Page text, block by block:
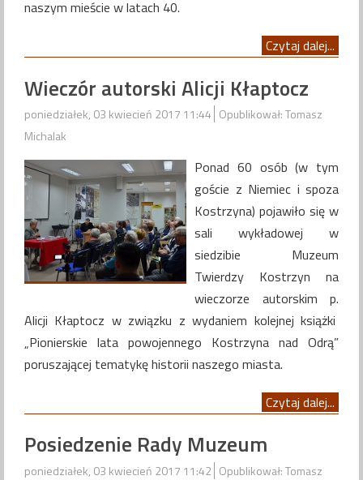
naszym mieście w latach 40.
Czytaj dalej...
Wieczór autorski Alicji Kłaptocz
poniedziałek, 03 kwiecień 2017 11:44 Opublikował: Tomasz
Michalak
Ponad 60 osób (w tym
goście z Niemiec i spoza
Kostrzyna) pojawiło się w
sali wykładowej w
siedzibie Muzeum
Twierdzy Kostrzyn na
wieczorze autorskim p.
Alicji Kłaptocz w związku z wydaniem kolejnej książki
„Pionierskie lata powojennego Kostrzyna nad Odrą”
poruszającej tematykę historii naszego miasta.
Czytaj dalej...
Posiedzenie Rady Muzeum
poniedziałek, 03 kwiecień 2017 11:42 Opublikował: Tomasz